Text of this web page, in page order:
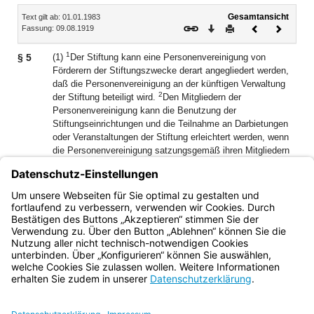
Inhalt
Text gilt ab: 01.01.1983
Fassung: 09.08.1919
Gesamtansicht
Download
DruckenVorheriges
§ 5 (1) 1 Der Stiftung kann eine Personenvereinigung von
Förderern der Stiftungszwecke derart angegliedert werden,
daß die Personenvereinigung an der künftigen Verwaltung
der Stiftung beteiligt wird. 2 Den Mitgliedern der
Personenvereinigung kann die Benutzung der
Stiftungseinrichtungen und die Teilnahme an Darbietungen
oder Veranstaltungen der Stiftung erleichtert werden, wenn
die Personenvereinigung satzungsgemäß ihren Mitgliedern
oder persönliche Betätigung zur Pflicht macht.
(2) Die Satzung der Personenvereinigung bedarf der
Genehmigung der Stiftungsverwaltung.
Bayern.de
BayernPortal